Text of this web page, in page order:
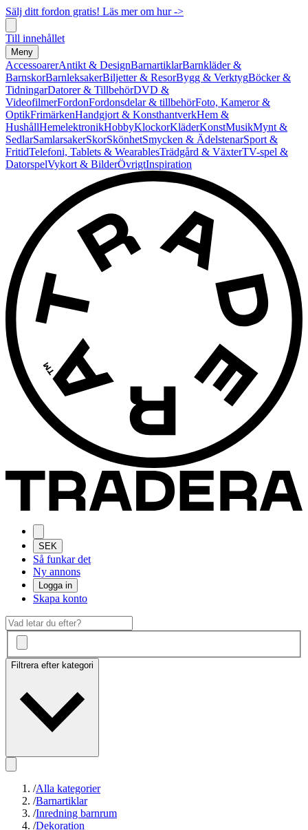
Sälj ditt fordon gratis! Läs mer om hur ->
Till innehållet
Meny
AccessoarerAntikt & DesignBarnartiklarBarnkläder &
BarnskorBarnleksakerBiljetter & ResorBygg & VerktygBöcker &
TidningarDatorer & TillbehörDVD &
VideofilmerFordonFordonsdelar & tillbehörFoto, Kameror &
OptikFrimärkenHandgjort & KonsthantverkHem &
HushållHemelektronikHobbyKlockorKläderKonstMusikMynt &
SedlarSamlarsakerSkorSkönhetSmycken & ÄdelstenarSport &
FritidTelefoni, Tablets & WearablesTrädgård & VäxterTV-spel &
DatorspelVykort & BilderÖvrigtInspiration
SEK
Så funkar det
Ny annons
Logga in
Skapa konto
Filtrera efter kategori
/Alla kategorier
/Barnartiklar
/Inredning barnrum
/Dekoration